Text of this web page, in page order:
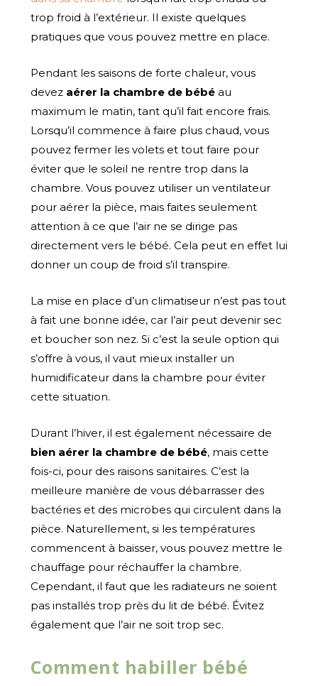
trop froid à l’extérieur. Il existe quelques
pratiques que vous pouvez mettre en place.
Pendant les saisons de forte chaleur, vous
devez aérer la chambre de bébéau
maximum le matin, tant qu’il fait encore frais.
Lorsqu’il commence à faire plus chaud, vous
pouvez fermer les volets et tout faire pour
éviter que le soleil ne rentre trop dans la
chambre. Vous pouvez utiliser un ventilateur
pour aérer la pièce, mais faites seulement
attention à ce que l’air ne se dirige pas
directement vers le bébé. Cela peut en effet lui
donner un coup de froid s’il transpire.
La mise en place d’un climatiseur n’est pas tout
à fait une bonne idée, car l’air peut devenir sec
et boucher son nez. Si c’est la seule option qui
s’offre à vous, il vaut mieux installer un
humidificateur dans la chambre pour éviter
cette situation.
Durant l’hiver, il est également nécessaire de
bien aérer la chambre de bébé, mais cette
fois-ci, pour des raisons sanitaires. C’est la
meilleure manière de vous débarrasser des
bactéries et des microbes qui circulent dans la
pièce. Naturellement, si les températures
commencent à baisser, vous pouvez mettre le
chauffage pour réchauffer la chambre.
Cependant, il faut que les radiateurs ne soient
pas installés trop près du lit de bébé. Évitez
également que l’air ne soit trop sec.
Comment habiller bébé